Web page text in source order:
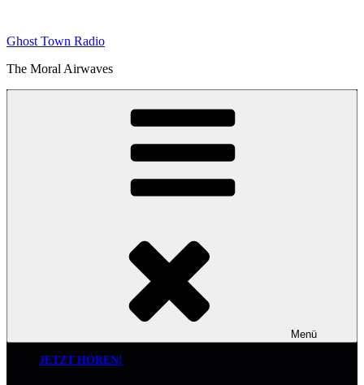
springen
Ghost Town Radio
The Moral Airwaves
Menü
JETZT HÖREN!